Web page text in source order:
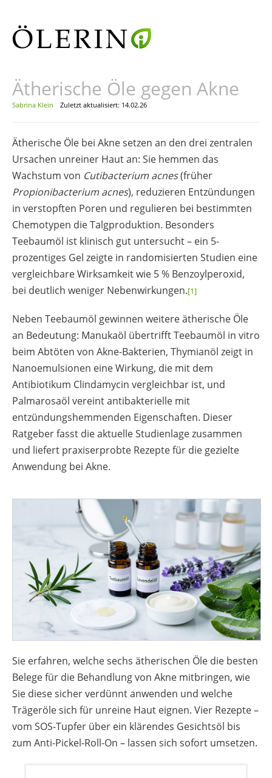
Ätherische Öle gegen Akne
Sabrina Klein Zuletzt aktualisiert: 14.02.26
Ätherische Öle bei Akne setzen an den drei zentralen
Ursachen unreiner Haut an: Sie hemmen das
Wachstum von Cutibacterium acnes(früher
Propionibacterium acnes), reduzieren Entzündungen
in verstopften Poren und regulieren bei bestimmten
Chemotypen die Talgproduktion. Besonders
Teebaumöl ist klinisch gut untersucht – ein 5-
prozentiges Gel zeigte in randomisierten Studien eine
vergleichbare Wirksamkeit wie 5 % Benzoylperoxid,
bei deutlich weniger Nebenwirkungen.[1]
Neben Teebaumöl gewinnen weitere ätherische Öle
an Bedeutung: Manukaöl übertrifft Teebaumöl in vitro
beim Abtöten von Akne-Bakterien, Thymianöl zeigt in
Nanoemulsionen eine Wirkung, die mit dem
Antibiotikum Clindamycin vergleichbar ist, und
Palmarosaöl vereint antibakterielle mit
entzündungshemmenden Eigenschaften. Dieser
Ratgeber fasst die aktuelle Studienlage zusammen
und liefert praxiserprobte Rezepte für die gezielte
Anwendung bei Akne.
Sie erfahren, welche sechs ätherischen Öle die besten
Belege für die Behandlung von Akne mitbringen, wie
Sie diese sicher verdünnt anwenden und welche
Trägeröle sich für unreine Haut eignen. Vier Rezepte –
vom SOS-Tupfer über ein klärendes Gesichtsöl bis
zum Anti-Pickel-Roll-On – lassen sich sofort umsetzen.